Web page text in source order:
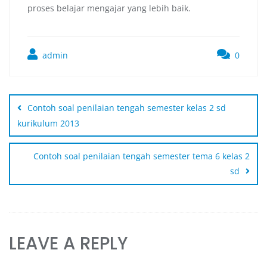
proses belajar mengajar yang lebih baik.
admin 0
Contoh soal penilaian tengah semester kelas 2 sd
kurikulum 2013
Contoh soal penilaian tengah semester tema 6 kelas 2
sd
LEAVE A REPLY